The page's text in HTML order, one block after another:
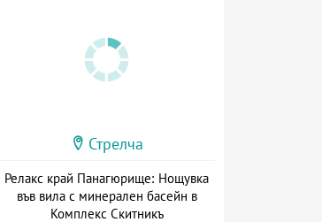
Стрелча
Релакс край Панагюрище: Нощувка
във вила с минерален басейн в
Комплекс Скитникъ